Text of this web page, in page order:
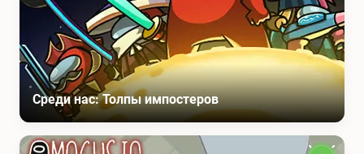
Среди нас: Толпы импостеров